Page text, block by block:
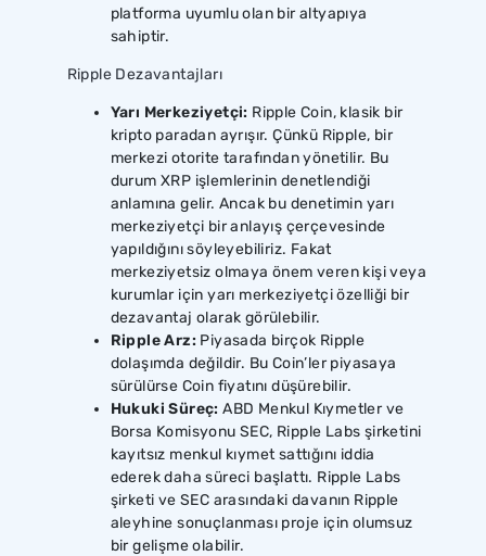
platforma uyumlu olan bir altyapıya
sahiptir.
Ripple Dezavantajları
Yarı Merkeziyetçi: Ripple Coin, klasik bir
kripto paradan ayrışır. Çünkü Ripple, bir
merkezi otorite tarafından yönetilir. Bu
durum XRP işlemlerinin denetlendiği
anlamına gelir. Ancak bu denetimin yarı
merkeziyetçi bir anlayış çerçevesinde
yapıldığını söyleyebiliriz. Fakat
merkeziyetsiz olmaya önem veren kişi veya
kurumlar için yarı merkeziyetçi özelliği bir
dezavantaj olarak görülebilir.
Ripple Arz: Piyasada birçok Ripple
dolaşımda değildir. Bu Coin’ler piyasaya
sürülürse Coin fiyatını düşürebilir.
Hukuki Süreç:ABD Menkul Kıymetler ve
Borsa Komisyonu SEC, Ripple Labs şirketini
kayıtsız menkul kıymet sattığını iddia
ederek daha süreci başlattı. Ripple Labs
şirketi ve SEC arasındaki davanın Ripple
aleyhine sonuçlanması proje için olumsuz
bir gelişme olabilir.